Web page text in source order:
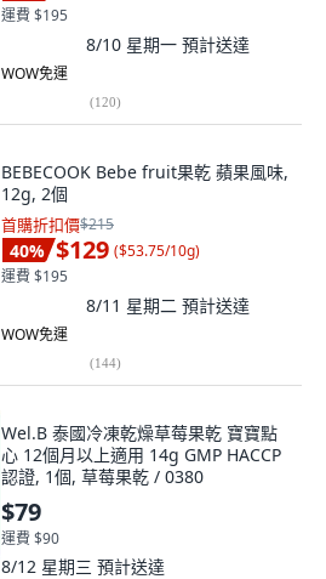
運費 $195
8/10 星期一 預計送達
WOW免運
(120)
BEBECOOK Bebe fruit果乾 蘋果風味,
12g, 2個
首購折扣價$215
40% $129 ($53.75/10g)
運費 $195
8/11 星期二 預計送達
WOW免運
(144)
Wel.B 泰國冷凍乾燥草莓果乾 寶寶點
心 12個月以上適用 14g GMP HACCP
認證, 1個, 草莓果乾 / 0380
$79
運費 $90
8/12 星期三 預計送達